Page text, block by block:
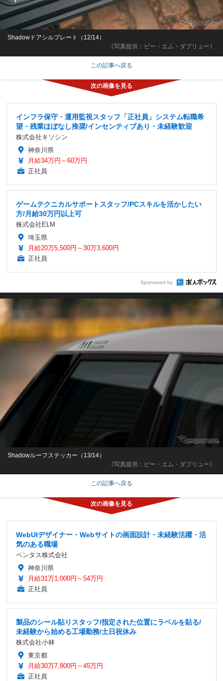
《写真提供：ビー・エム・ダブリュー》
Shadowドアシルプレート（12/14）
この記事へ戻る
インフラ保守・運用監視スタッフ「正社員」システム転職希
望・残業ほぼなし推奨/インセンティブあり・未経験歓迎
株式会社キソシン
神奈川県
月給34万円～60万円
正社員
ゲームテクニカルサポートスタッフ/PCスキルを活かしたい
方/月給30万円以上可
株式会社ELM
埼玉県
月給20万5,500円～30万3,600円
正社員
Sponsored by
《写真提供：ビー・エム・ダブリュー》
Shadowルーフステッカー（13/14）
この記事へ戻る
WebUIデザイナー・Webサイトの画面設計・未経験活躍・活
気のある職場
ベンタス株式会社
神奈川県
月給31万1,000円～54万円
正社員
製品のシール貼りスタッフ/指定された位置にラベルを貼る/
未経験から始める工場勤務/土日祝休み
株式会社小林
東京都
月給30万7,800円～45万円
正社員